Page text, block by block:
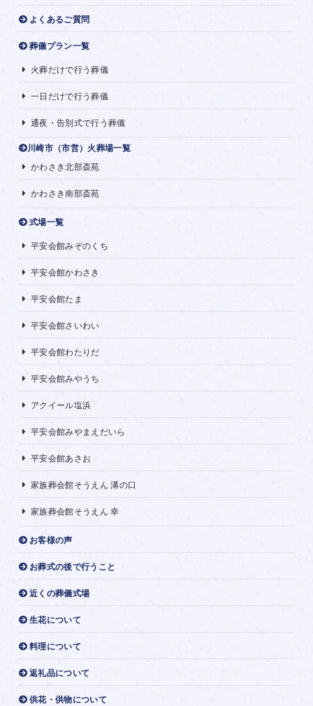
よくあるご質問
葬儀プラン一覧
火葬だけで行う葬儀
一日だけで行う葬儀
通夜・告別式で行う葬儀
川崎市（市営）火葬場一覧
かわさき北部斎苑
かわさき南部斎苑
式場一覧
平安会館みぞのくち
平安会館かわさき
平安会館たま
平安会館さいわい
平安会館わたりだ
平安会館みやうち
アクイール塩浜
平安会館みやまえだいら
平安会館あさお
家族葬会館そうえん 溝の口
家族葬会館そうえん 幸
お客様の声
お葬式の後で行うこと
近くの葬儀式場
生花について
料理について
返礼品について
供花・供物について